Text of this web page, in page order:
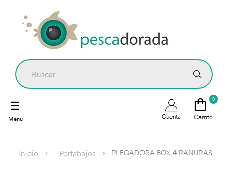
Cuenta
0
Carrito
Navegación
de
☰
Inicio Portabajos PLEGADORA BOX 4 RANURAS